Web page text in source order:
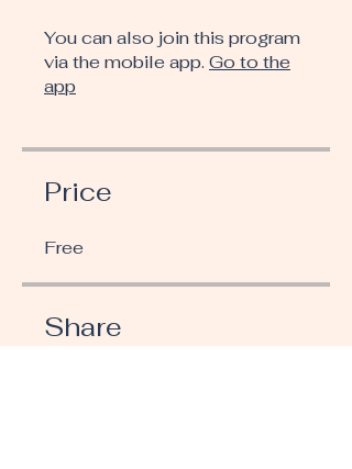
You can also join this program
via the mobile app. Go to the
app
Price
Free
Share